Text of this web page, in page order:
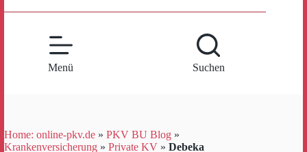
Menü Suchen
Home: online-pkv.de » PKV BU Blog »
Krankenversicherung » Private KV » Debeka